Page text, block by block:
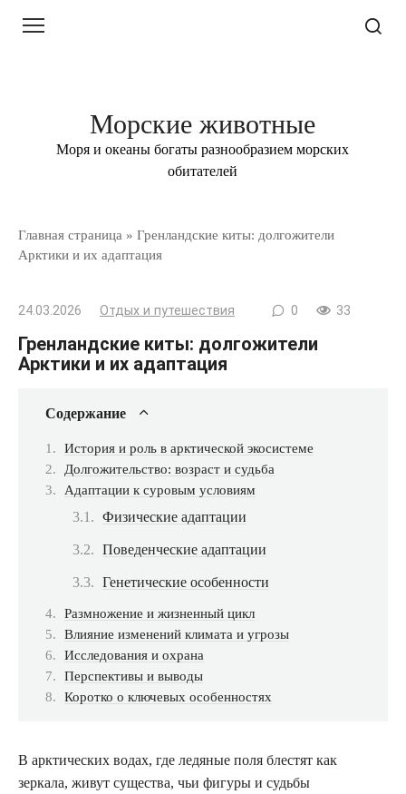
Морские животные
Моря и океаны богаты разнообразием морских
обитателей
Главная страница » Гренландские киты: долгожители
Арктики и их адаптация
24.03.2026 Отдых и путешествия 0 33
Гренландские киты: долгожители
Арктики и их адаптация
Содержание
История и роль в арктической экосистеме
Долгожительство: возраст и судьба
Адаптации к суровым условиям
Физические адаптации
Поведенческие адаптации
Генетические особенности
Размножение и жизненный цикл
Влияние изменений климата и угрозы
Исследования и охрана
Перспективы и выводы
Коротко о ключевых особенностях
В арктических водах, где ледяные поля блестят как
зеркала, живут существа, чьи фигуры и судьбы